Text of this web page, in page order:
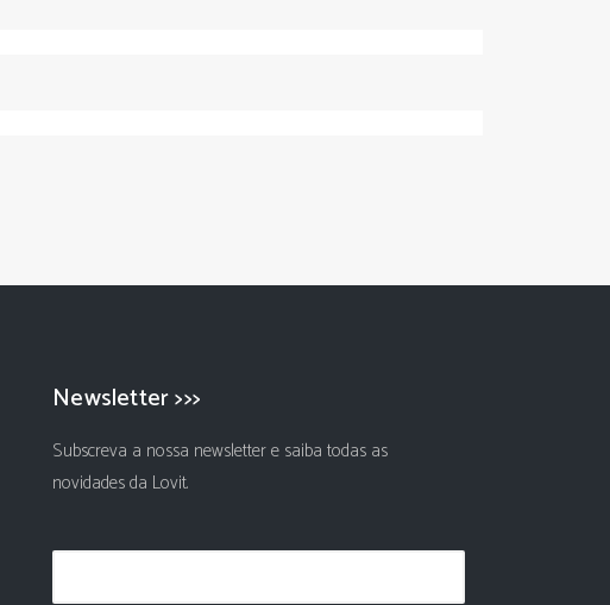
Newsletter >>>
Subscreva a nossa newsletter e saiba todas as
novidades da Lovit.